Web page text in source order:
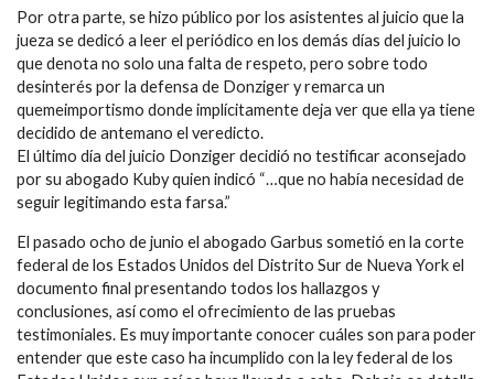
Por otra parte, se hizo público por los asistentes al juicio que la
jueza se dedicó a leer el periódico en los demás días del juicio lo
que denota no solo una falta de respeto, pero sobre todo
desinterés por la defensa de Donziger y remarca un
quemeimportismo donde implícitamente deja ver que ella ya tiene
decidido de antemano el veredicto.
El último día del juicio Donziger decidió no testificar aconsejado
por su abogado Kuby quien indicó “…que no había necesidad de
seguir legitimando esta farsa.”
El pasado ocho de junio el abogado Garbus sometió en la corte
federal de los Estados Unidos del Distrito Sur de Nueva York el
documento final presentando todos los hallazgos y
conclusiones, así como el ofrecimiento de las pruebas
testimoniales. Es muy importante conocer cuáles son para poder
entender que este caso ha incumplido con la ley federal de los